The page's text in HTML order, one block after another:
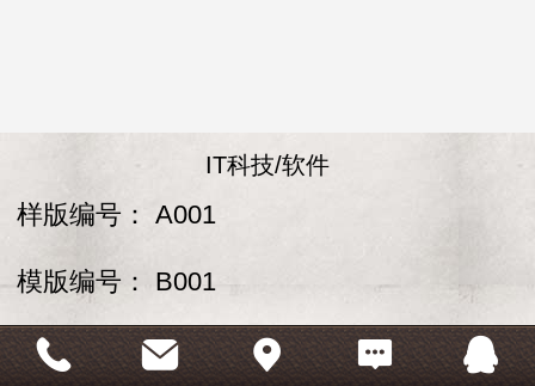
IT科技/软件
样版编号： A001
模版编号： B001
价格： ￥1000.00